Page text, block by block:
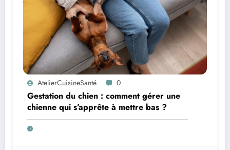
AtelierCuisineSanté 0
Gestation du chien : comment gérer une
chienne qui s’apprête à mettre bas ?